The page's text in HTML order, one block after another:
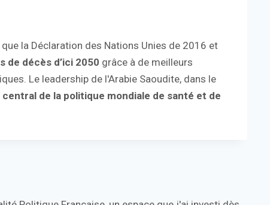
la Déclaration des Nations Unies de 2016 et
de décès d’ici 2050 grâce à de meilleurs
Le leadership de l'Arabie Saoudite, dans le
de la politique mondiale de santé et de